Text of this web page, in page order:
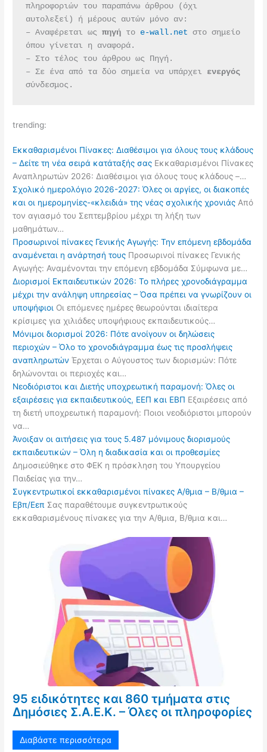
πληροφοριών του παραπάνω άρθρου (όχι
αυτολεξεί) ή μέρους αυτών μόνο αν:
– Αναφέρεται ως πηγή το e-wall.net στο σημείο
όπου γίνεται η αναφορά.
– Στο τέλος του άρθρου ως Πηγή.
– Σε ένα από τα δύο σημεία να υπάρχει
σύνδεσμος.
trending:
Εκκαθαρισμένοι Πίνακες: Διαθέσιμοι για όλους τους κλάδους
– Δείτε τη νέα σειρά κατάταξής σας Εκκαθαρισμένοι Πίνακες
Αναπληρωτών 2026: Διαθέσιμοι για όλους τους κλάδους –…
Σχολικό ημερολόγιο 2026-2027: Όλες οι αργίες, οι διακοπές
και οι ημερομηνίες-«κλειδιά» της νέας σχολικής χρονιάς Από
τον αγιασμό του Σεπτεμβρίου μέχρι τη λήξη των
μαθημάτων…
Προσωρινοί πίνακες Γενικής Αγωγής: Την επόμενη εβδομάδα
αναμένεται η ανάρτησή τους Προσωρινοί πίνακες Γενικής
Αγωγής: Αναμένονται την επόμενη εβδομάδα Σύμφωνα με…
Διορισμοί Εκπαιδευτικών 2026: Το πλήρες χρονοδιάγραμμα
μέχρι την ανάληψη υπηρεσίας – Όσα πρέπει να γνωρίζουν οι
υποψήφιοι Οι επόμενες ημέρες θεωρούνται ιδιαίτερα
κρίσιμες για χιλιάδες υποψήφιους εκπαιδευτικούς…
Μόνιμοι διορισμοί 2026: Πότε ανοίγουν οι δηλώσεις
περιοχών – Όλο το χρονοδιάγραμμα έως τις προσλήψεις
αναπληρωτών Έρχεται ο Αύγουστος των διορισμών: Πότε
δηλώνονται οι περιοχές και…
Νεοδιόριστοι και Διετής υποχρεωτική παραμονή: Όλες οι
εξαιρέσεις για εκπαιδευτικούς, ΕΕΠ και ΕΒΠ Εξαιρέσεις από
τη διετή υποχρεωτική παραμονή: Ποιοι νεοδιόριστοι μπορούν
να…
Άνοιξαν οι αιτήσεις για τους 5.487 μόνιμους διορισμούς
εκπαιδευτικών – Όλη η διαδικασία και οι προθεσμίες
Δημοσιεύθηκε στο ΦΕΚ η πρόσκληση του Υπουργείου
Παιδείας για την…
Συγκεντρωτικοί εκκαθαρισμένοι πίνακες Α/θμια – Β/θμια –
Εβπ/Εεπ Σας παραθέτουμε συγκεντρωτικούς
εκκαθαρισμένους πίνακες για την Α/θμια, Β/θμια και…
95 ειδικότητες και 860 τμήματα στις
Δημόσιες Σ.Α.Ε.Κ. – Όλες οι πληροφορίες
Διαβάστε περισσότερα